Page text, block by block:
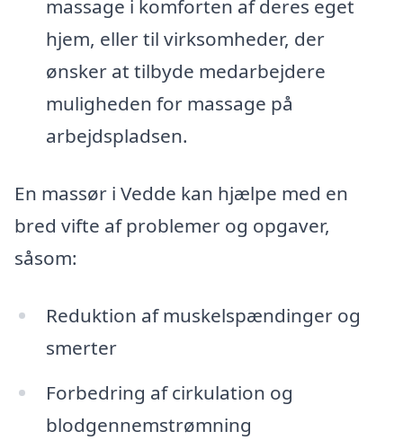
massage i komforten af deres eget
hjem, eller til virksomheder, der
ønsker at tilbyde medarbejdere
muligheden for massage på
arbejdspladsen.
En massør i Vedde kan hjælpe med en
bred vifte af problemer og opgaver,
såsom:
Reduktion af muskelspændinger og
smerter
Forbedring af cirkulation og
blodgennemstrømning